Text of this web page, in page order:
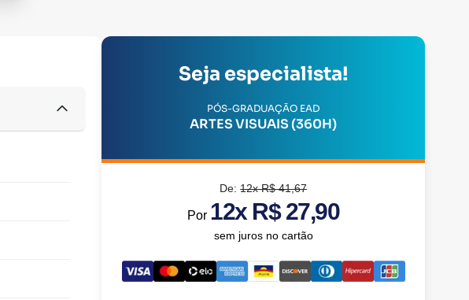
Seja especialista!
PÓS-GRADUAÇÃO EAD
ARTES VISUAIS (360H)
De:12x R$ 41,67
Por 12x R$ 27,90
sem juros no cartão